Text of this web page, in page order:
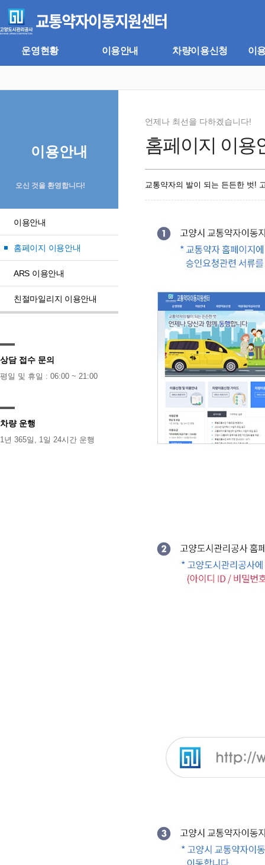
뉴
바
기
바
로
운영현황 이용안내 차량이용신청 이
이용안내
오신 것을 환영합니다!
이용안내
홈페이지 이용안내
ARS 이용안내
친절마일리지 이용안내
상담 접수 문의
평일 및 휴일 : 06:00 ~ 21:00
차량 운행
1년 365일, 1일 24시간 운행
홈페이지 이용
언제나 최선을 다하겠습니다!
교통약자의 발이 되는 든든한 벗!